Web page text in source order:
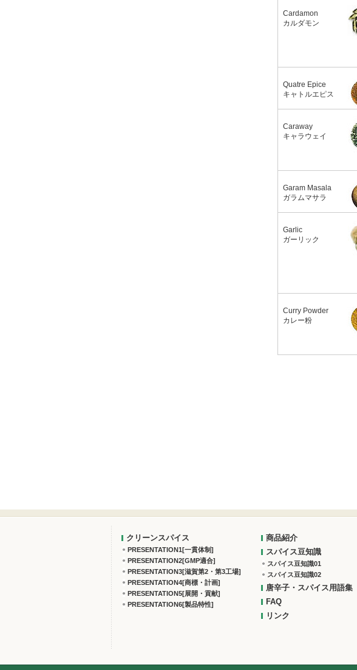
Cardamon
カルダモン
Quatre Epice
キャトルエピス
Caraway
キャラウェイ
Garam Masala
ガラムマサラ
Garlic
ガーリック
Curry Powder
カレー粉
クリーンスパイス
PRESENTATION1[一貫体制]
PRESENTATION2[GMP適合]
PRESENTATION3[滋賀第2・第3工場]
PRESENTATION4[商標・計画]
PRESENTATION5[展開・貢献]
PRESENTATION6[製品特性]
商品紹介
スパイス豆知識
スパイス豆知識01
スパイス豆知識02
唐辛子・スパイス用語集
FAQ
リンク